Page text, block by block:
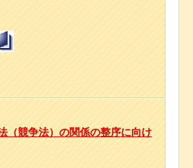
（競争法）の関係の整序に向け